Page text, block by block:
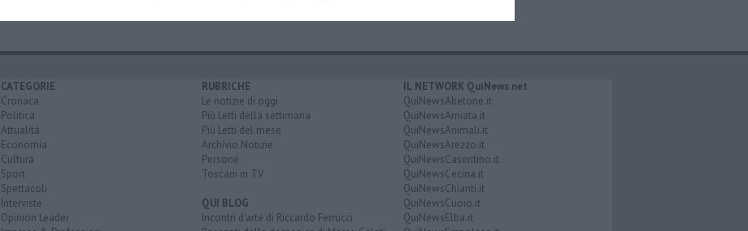
CATEGORIE
Cronaca
Politica
Attualità
Economia
Cultura
Sport
Spettacoli
Interviste
Opinion Leader
RUBRICHE
Le notizie di oggi
Più Letti della settimana
Più Letti del mese
Archivio Notizie
Persone
Toscani in TV
QUI BLOG
Incontri d'arte di Riccardo Ferrucci
IL NETWORK QuiNews.net
QuiNewsAbetone.it
QuiNewsAmiata.it
QuiNewsAnimali.it
QuiNewsArezzo.it
QuiNewsCasentino.it
QuiNewsCecina.it
QuiNewsChianti.it
QuiNewsCuoio.it
QuiNewsElba.it